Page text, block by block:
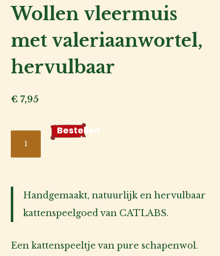
fokker
Voor
de
baas
Over
Account
inlog
Wollen vleermuis
met valeriaanwortel,
hervulbaar
€ 7,95
Wollen
vleermuis
valeriaanwortel,
hervulbaar
aantal
Bestellen
Handgemaakt, natuurlijk en hervulbaar
kattenspeelgoed van CATLABS.
Een kattenspeeltje van pure schapenwol.